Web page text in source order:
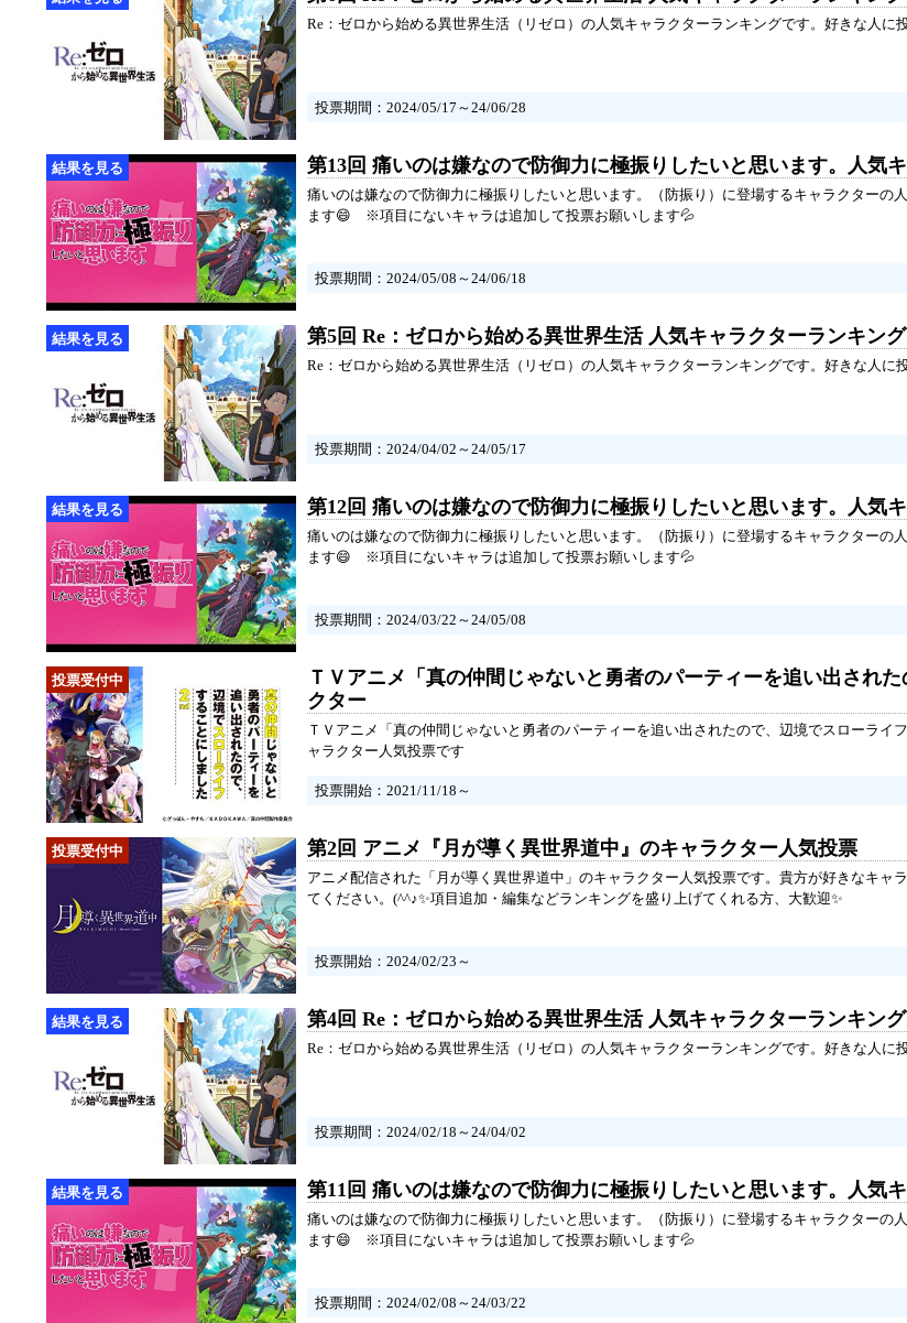
Re：ゼロから始める異世界生活（リゼロ）の人気キャラクターランキングです。好きな人に
投票期間：2024/05/17～24/06/28
第13回 痛いのは嫌なので防御力に極振りしたいと思います。人気
痛いのは嫌なので防御力に極振りしたいと思います。（防振り）に登場するキャラクターの
ます😄 ※項目にないキャラは追加して投票お願いします💦
投票期間：2024/05/08～24/06/18
第5回 Re：ゼロから始める異世界生活 人気キャラクターランキング
Re：ゼロから始める異世界生活（リゼロ）の人気キャラクターランキングです。好きな人に
投票期間：2024/04/02～24/05/17
第12回 痛いのは嫌なので防御力に極振りしたいと思います。人気
痛いのは嫌なので防御力に極振りしたいと思います。（防振り）に登場するキャラクターの
ます😄 ※項目にないキャラは追加して投票お願いします💦
投票期間：2024/03/22～24/05/08
ＴＶアニメ「真の仲間じゃないと勇者のパーティーを追い出され
クター
ＴＶアニメ「真の仲間じゃないと勇者のパーティーを追い出されたので、辺境でスローライ
ャラクター人気投票です
投票開始：2021/11/18～
第2回 アニメ『月が導く異世界道中』のキャラクター人気投票
アニメ配信された「月が導く異世界道中」のキャラクター人気投票です。貴方が好きなキャ
てください。(^^♪✨項目追加・編集などランキングを盛り上げてくれる方、大歓迎✨
投票開始：2024/02/23～
第4回 Re：ゼロから始める異世界生活 人気キャラクターランキング
Re：ゼロから始める異世界生活（リゼロ）の人気キャラクターランキングです。好きな人に
投票期間：2024/02/18～24/04/02
第11回 痛いのは嫌なので防御力に極振りしたいと思います。人気
痛いのは嫌なので防御力に極振りしたいと思います。（防振り）に登場するキャラクターの
ます😄 ※項目にないキャラは追加して投票お願いします💦
投票期間：2024/02/08～24/03/22